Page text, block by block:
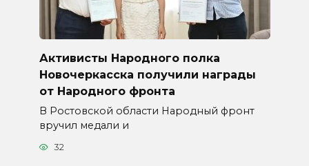
Активисты Народного полка
Новочеркасска получили награды
от Народного фронта
В Ростовской области Народный фронт
вручил медали и
32